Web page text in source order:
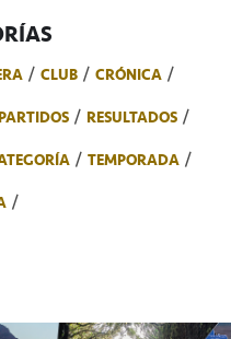
CLUB
CRÓNICA
RESULTADOS
TEMPORADA